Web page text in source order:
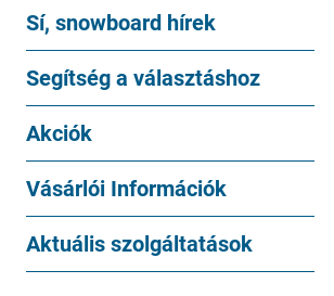
Sí, snowboard hírek
Segítség a választáshoz
Akciók
Vásárlói Információk
Aktuális szolgáltatások